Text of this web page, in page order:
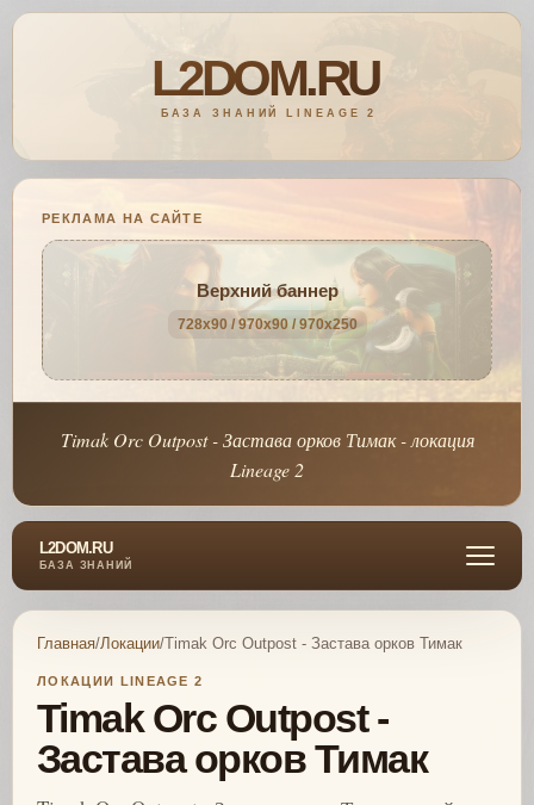
РЕКЛАМА НА САЙТЕ
Верхний баннер
728x90 / 970x90 / 970x250
Timak Orc Outpost - Застава орков Тимак - локация
Lineage 2
L2DOM.RU
БАЗА ЗНАНИЙ
Главная/Локации/Timak Orc Outpost - Застава орков Тимак
ЛОКАЦИИ LINEAGE 2
Timak Orc Outpost -
Застава орков Тимак